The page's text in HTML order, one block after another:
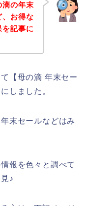
滴の年末
、お得な
記事に
【母の滴 年末セー
しました。
末セールなどはみ
報を色々と調べて
♪